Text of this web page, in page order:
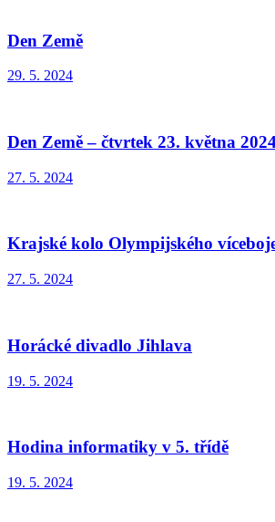
Den Země
29. 5. 2024
Den Země – čtvrtek 23. května
27. 5. 2024
Krajské kolo Olympijského
27. 5. 2024
Horácké divadlo Jihlava
19. 5. 2024
Hodina informatiky v 5. třídě
19. 5. 2024